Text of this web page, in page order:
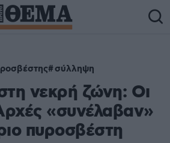
σύλληψη
νεκρή ζώνη: Οι
«συνέλαβαν»
πυροσβέστη